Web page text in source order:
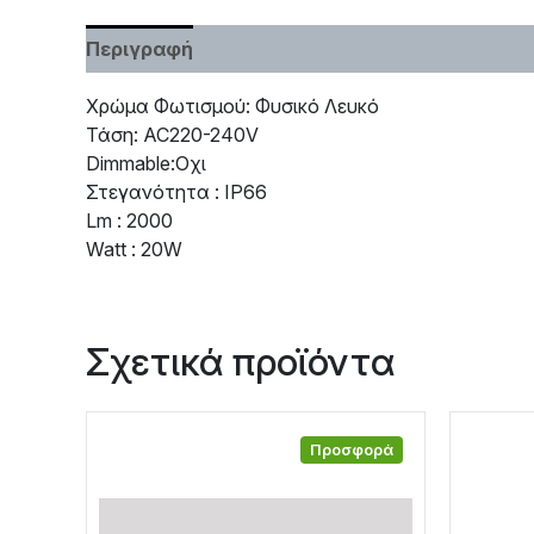
Περιγραφή
Χρώμα Φωτισμού: Φυσικό Λευκό
Τάση: AC220-240V
Dimmable:Οχι
Στεγανότητα : IP66
Lm : 2000
Watt : 20W
Σχετικά προϊόντα
Προσφορά